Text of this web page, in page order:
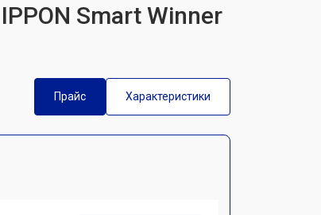
Smart Winner
Прайс
Характеристики